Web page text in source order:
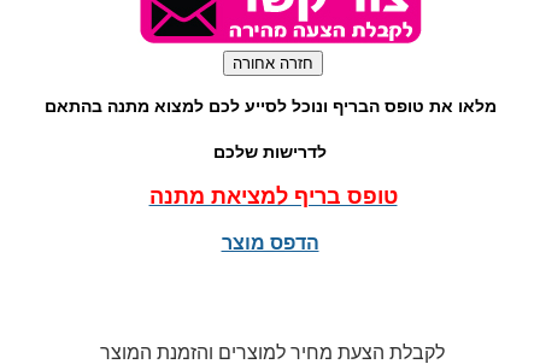
מלאו את טופס הבריף ונוכל לסייע לכם למצוא מתנה בהתאם
לדרישות שלכם
טופס בריף למציאת מתנה
הדפס מוצר
לקבלת הצעת מחיר למוצרים והזמנת המוצר